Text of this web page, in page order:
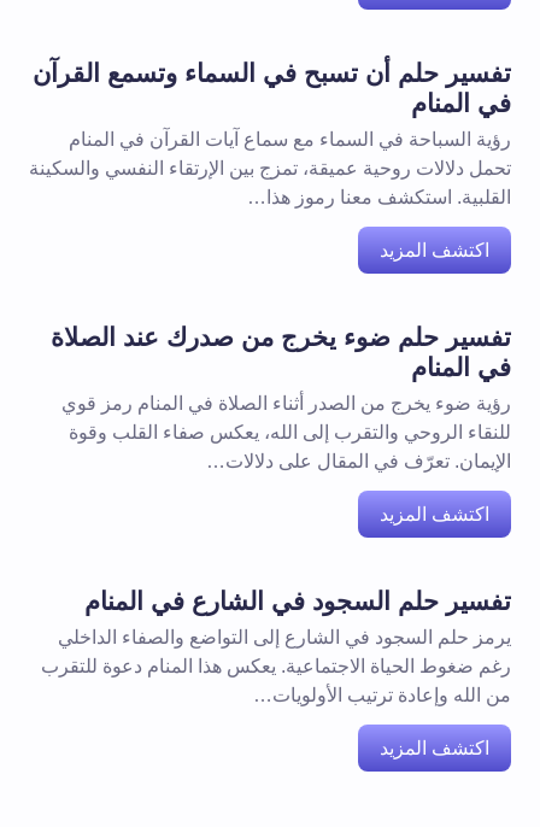
تفسير حلم أن تسبح في السماء وتسمع القرآن
في المنام
رؤية السباحة في السماء مع سماع آيات القرآن في المنام
تحمل دلالات روحية عميقة، تمزج بين الإرتقاء النفسي والسكينة
القلبية. استكشف معنا رموز هذا…
اكتشف المزيد
تفسير حلم ضوء يخرج من صدرك عند الصلاة
في المنام
رؤية ضوء يخرج من الصدر أثناء الصلاة في المنام رمز قوي
للنقاء الروحي والتقرب إلى الله، يعكس صفاء القلب وقوة
الإيمان. تعرّف في المقال على دلالات…
اكتشف المزيد
تفسير حلم السجود في الشارع في المنام
يرمز حلم السجود في الشارع إلى التواضع والصفاء الداخلي
رغم ضغوط الحياة الاجتماعية. يعكس هذا المنام دعوة للتقرب
من الله وإعادة ترتيب الأولويات…
اكتشف المزيد